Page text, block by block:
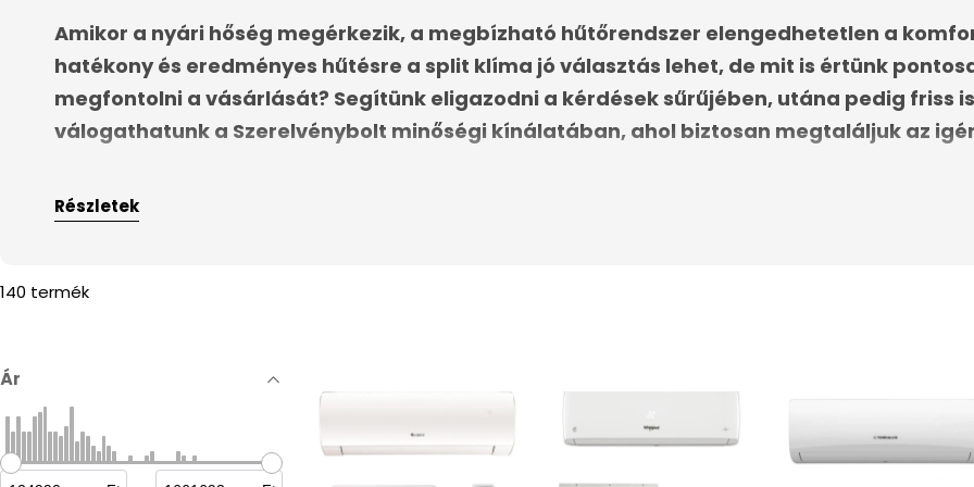
n
:
Amikor a nyári hőség megérkezik, a megbízható hűtőrendszer elengedhetetlen a
hatékony és eredményes hűtésre a split klíma jó választás lehet, de mit is értünk
megfontolni a vásárlását? Segítünk eligazodni a kérdések sűrűjében, utána pedig friss
válogathatunk a Szerelvénybolt minőségi kínálatában, ahol biztosan megtaláljuk az
Mi pontosan a split klíma?
Részletek
140 termék
Ár